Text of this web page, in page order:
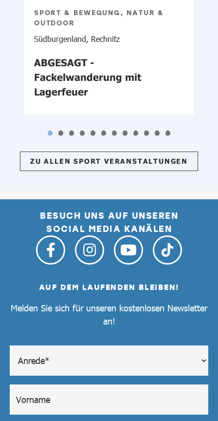
SPORT & BEWEGUNG, NATUR &
OUTDOOR
Südburgenland, Rechnitz
ABGESAGT -
Fackelwanderung mit
Lagerfeuer
ZU ALLEN SPORT VERANSTALTUNGEN
BESUCH UNS AUF UNSEREN
SOCIAL MEDIA KANÄLEN
AUF DEM LAUFENDEN BLEIBEN!
Melden Sie sich für unseren kostenlosen Newsletter
an!